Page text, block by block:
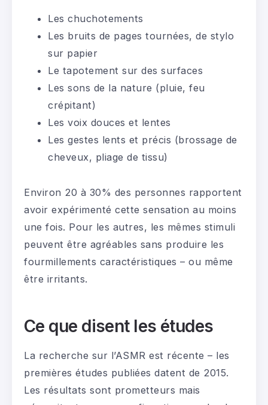
Les chuchotements
Les bruits de pages tournées, de stylo
sur papier
Le tapotement sur des surfaces
Les sons de la nature (pluie, feu
crépitant)
Les voix douces et lentes
Les gestes lents et précis (brossage de
cheveux, pliage de tissu)
Environ 20 à 30% des personnes rapportent
avoir expérimenté cette sensation au moins
une fois. Pour les autres, les mêmes stimuli
peuvent être agréables sans produire les
fourmillements caractéristiques – ou même
être irritants.
Ce que disent les études
La recherche sur l’ASMR est récente – les
premières études publiées datent de 2015.
Les résultats sont prometteurs mais